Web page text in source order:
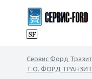
Сервис Форд
Т.О. ФОРД ТРАНЗИТ